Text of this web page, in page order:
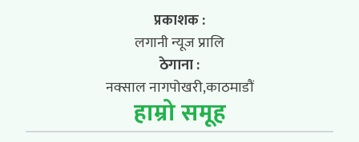
प्रकाशक :
लगानी न्यूज प्रालि
ठेगाना :
नक्साल नागपोखरी,काठमाडौं
हाम्रो समूह